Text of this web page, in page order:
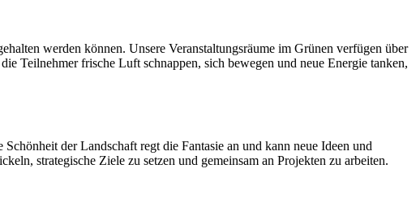
werden können. Unsere Veranstaltungsräume im Grünen verfügen über
Teilnehmer frische Luft schnappen, sich bewegen und neue Energie tanken,
der Landschaft regt die Fantasie an und kann neue Ideen und
strategische Ziele zu setzen und gemeinsam an Projekten zu arbeiten.